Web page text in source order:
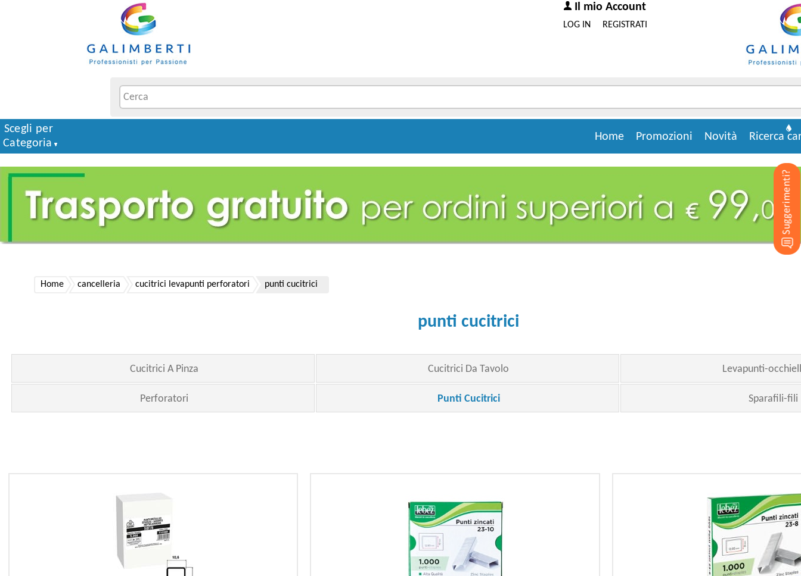
Il mio Account
REGISTRATI
LOG IN
Ricerca
Novità
Promozioni
Home
Scegli per
Categoria
Home cancelleria cucitrici levapunti perforatori punti cucitrici
punti cucitrici
Cucitrici A Pinza Cucitrici Da Tavolo Levapunti-
Perforatori Punti Cucitrici Sparafili-fili